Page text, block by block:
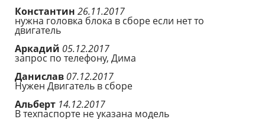
Константин 26.11.2017
нужна головка блока в сборе если нет то
двигатель
Аркадий 05.12.2017
запрос по телефону, Дима
Данислав 07.12.2017
Нужен Двигатель в сборе
Альберт 14.12.2017
В техпаспорте не указана модель